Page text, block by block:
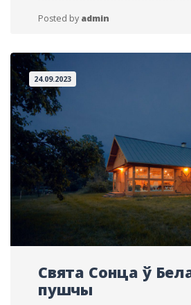
Posted by admin
24.09.2023
Свята Сонца ў
пушчы